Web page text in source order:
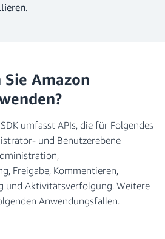
Amazon
umfasst APIs, die für Folgendes
und Benutzerebene
Freigabe, Kommentieren,
und Aktivitätsverfolgung. Weitere
Anwendungsfällen.